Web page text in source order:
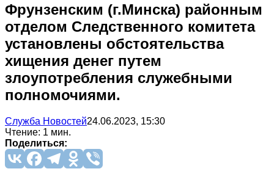
Фрунзенским (г.Минска) районным
отделом Следственного комитета
установлены обстоятельства
хищения денег путем
злоупотребления служебными
полномочиями.
Служба Новостей24.06.2023, 15:30
Чтение: 1 мин.
Поделиться: